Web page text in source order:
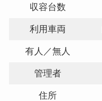
収容台数
利用車両
有人／無人
管理者
住所